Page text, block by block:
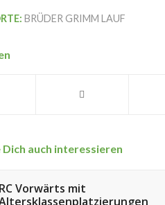
BRÜDER GRIMM LAUF
auch interessieren
RC Vorwärts mit